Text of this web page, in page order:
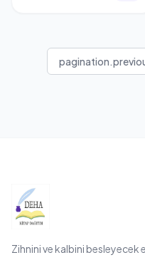
Zihnini ve kalbini besleyecek